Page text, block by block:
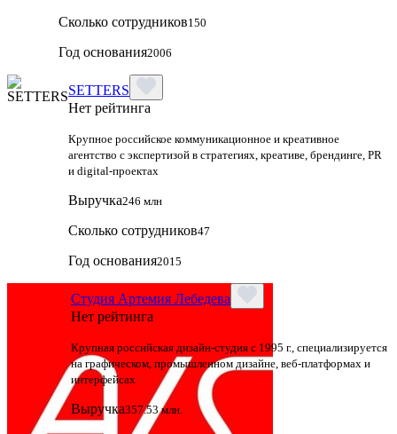
Сколько сотрудников150
Год основания2006
SETTERS
Нет рейтинга
Крупное российское коммуникационное и креативное
агентство с экспертизой в стратегиях, креативе, брендинге, PR
и digital‑проектах
Выручка246 млн
Сколько сотрудников47
Год основания2015
Студия Артемия Лебедева
Нет рейтинга
Крупная российская дизайн‑студия с 1995 г., специализируется
на графическом, промышленном дизайне, веб‑платформах и
интерфейсах
Выручка357.53 млн.